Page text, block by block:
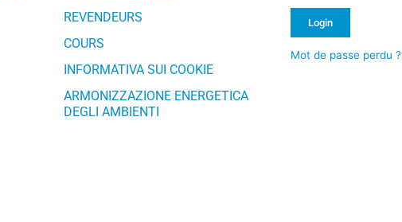
REVENDEURS
COURS
INFORMATIVA SUI COOKIE
ARMONIZZAZIONE ENERGETICA
DEGLI AMBIENTI
Login
Mot de passe perdu ?